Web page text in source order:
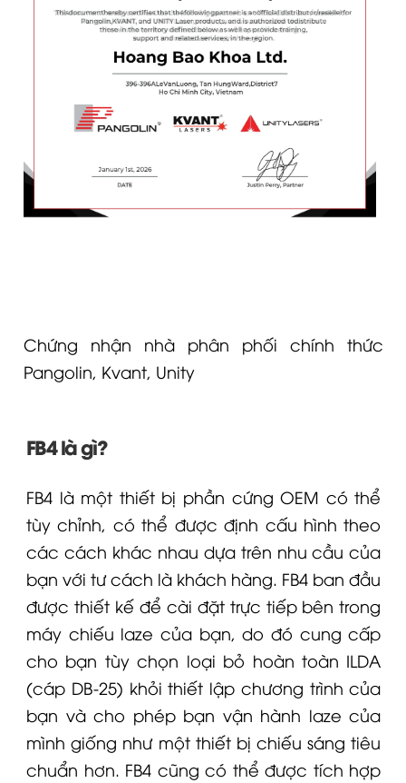
Chứng nhận nhà phân phối chính thức
Pangolin, Kvant, Unity
FB4 là gì?
FB4 là một thiết bị phần cứng OEM có thể
tùy chỉnh, có thể được định cấu hình theo
các cách khác nhau dựa trên nhu cầu của
bạn với tư cách là khách hàng. FB4 ban đầu
được thiết kế để cài đặt trực tiếp bên trong
máy chiếu laze của bạn, do đó cung cấp
cho bạn tùy chọn loại bỏ hoàn toàn ILDA
(cáp DB-25) khỏi thiết lập chương trình của
bạn và cho phép bạn vận hành laze của
mình giống như một thiết bị chiếu sáng tiêu
chuẩn hơn. FB4 cũng có thể được tích hợp